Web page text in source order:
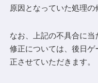
原因となっていた処理の
なお、上記の不具合に当
修正については、後日
正させていただきます。